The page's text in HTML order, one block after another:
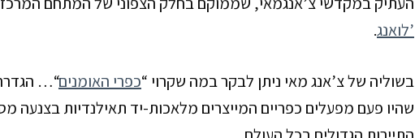
לואנג’
.
בשוליה של צ’אנג מאי ניתן לבקר במה שקרוי “כפרי האומנים“…
שהיו פעם מפעלים כפריים המייצרים מלאכות-יד תאילנדיות בצנעה